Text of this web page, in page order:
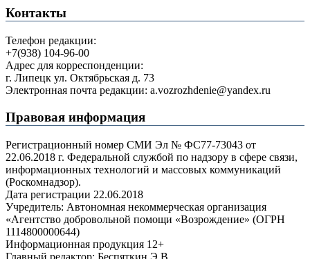
Контакты
Телефон редакции:
+7(938) 104-96-00
Адрес для корреспонденции:
г. Липецк ул. Октябрьская д. 73
Электронная почта редакции: a.vozrozhdenie@yandex.ru
Правовая информация
Регистрационный номер СМИ Эл № ФС77-73043 от
22.06.2018 г. Федеральной службой по надзору в сфере связи,
информационных технологий и массовых коммуникаций
(Роскомнадзор).
Дата регистрации 22.06.2018
Учредитель: Автономная некоммерческая организация
«Агентство добровольной помощи «Возрождение» (ОГРН
1114800000644)
Информационная продукция 12+
Главный редактор: Беспяткин Э.В.